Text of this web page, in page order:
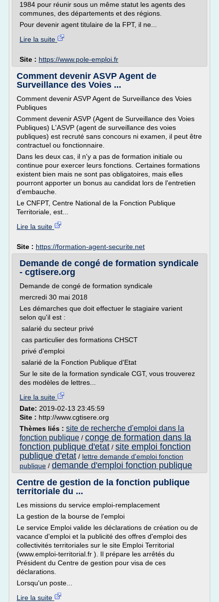
1984 pour réunir sous un même statut les agents des
communes, des départements et des régions.
Pour devenir agent titulaire de la FPT, il ne...
Lire la suite
Site : https://www.pole-emploi.fr
Comment devenir ASVP Agent de
Surveillance des Voies ...
Comment devenir ASVP Agent de Surveillance des Voies
Publiques
Comment devenir ASVP (Agent de Surveillance des Voies
Publiques) L'ASVP (agent de surveillance des voies
publiques) est recruté sans concours ni examen, il peut être
contractuel ou fonctionnaire.
Dans les deux cas, il n'y a pas de formation initiale ou
continue pour exercer leurs fonctions. Certaines formations
existent bien mais ne sont pas obligatoires, mais elles
pourront apporter un bonus au candidat lors de l'entretien
d'embauche.
Le CNFPT, Centre National de la Fonction Publique
Territoriale, est...
Lire la suite
Site : https://formation-agent-securite.net
Demande de congé de formation syndicale
- cgtisere.org
Demande de congé de formation syndicale
mercredi 30 mai 2018
Les démarches que doit effectuer le stagiaire varient
selon qu'il est :
salarié du secteur privé
cas particulier des formations CHSCT
privé d'emploi
salarié de la Fonction Publique d'Etat
Sur le site de la formation syndicale CGT, vous trouverez
des modèles de lettres...
Lire la suite
Date: 2019-02-13 23:45:59
Site : http://www.cgtisere.org
Thèmes liés : site de recherche d'emploi dans la
fonction publique / conge de formation dans la
fonction publique d'etat / site emploi fonction
publique d'etat / lettre demande d'emploi fonction
publique / demande d'emploi fonction publique
Centre de gestion de la fonction publique
territoriale du ...
Les missions du service emploi-remplacement
La gestion de la bourse de l'emploi
Le service Emploi valide les déclarations de création ou de
vacance d'emploi et la publicité des offres d'emploi des
collectivités territoriales sur le site Emploi Territorial
(www.emploi-territorial.fr ). Il prépare les arrêtés du
Président du Centre de gestion pour visa de ces
déclarations.
Lorsqu'un poste...
Lire la suite